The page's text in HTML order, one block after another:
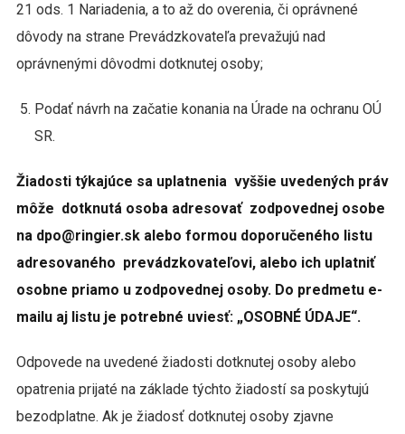
21 ods. 1 Nariadenia, a to až do overenia, či oprávnené
dôvody na strane Prevádzkovateľa prevažujú nad
oprávnenými dôvodmi dotknutej osoby;
Podať návrh na začatie konania na Úrade na ochranu OÚ
SR.
Žiadosti týkajúce sa uplatnenia vyššie uvedených práv
môže dotknutá osoba adresovať zodpovednej osobe
na dpo@ringier.sk alebo formou doporučeného listu
adresovaného prevádzkovateľovi, alebo ich uplatniť
osobne priamo u zodpovednej osoby. Do predmetu e-
mailu aj listu je potrebné uviesť: „OSOBNÉ ÚDAJE“.
Odpovede na uvedené žiadosti dotknutej osoby alebo
opatrenia prijaté na základe týchto žiadostí sa poskytujú
bezodplatne. Ak je žiadosť dotknutej osoby zjavne